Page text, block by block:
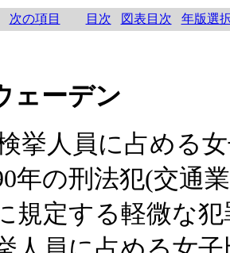
次の項目 目次 図表目次 年版選
ェーデン
挙人員に占める
年の刑法犯(交通
規定する軽微な